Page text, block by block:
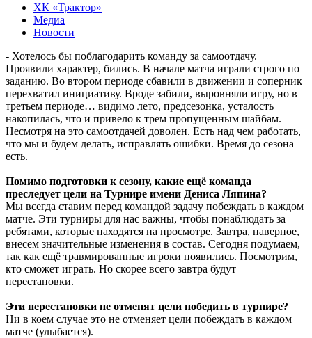
ХК «Трактор»
Медиа
Новости
- Хотелось бы поблагодарить команду за самоотдачу.
Проявили характер, бились. В начале матча играли строго по
заданию. Во втором периоде сбавили в движении и соперник
перехватил инициативу. Вроде забили, выровняли игру, но в
третьем периоде… видимо лето, предсезонка, усталость
накопилась, что и привело к трем пропущенным шайбам.
Несмотря на это самоотдачей доволен. Есть над чем работать,
что мы и будем делать, исправлять ошибки. Время до сезона
есть.
Помимо подготовки к сезону, какие ещё команда
преследует цели на Турнире имени Дениса Ляпина?
Мы всегда ставим перед командой задачу побеждать в каждом
матче. Эти турниры для нас важны, чтобы понаблюдать за
ребятами, которые находятся на просмотре. Завтра, наверное,
внесем значительные изменения в состав. Сегодня подумаем,
так как ещё травмированные игроки появились. Посмотрим,
кто сможет играть. Но скорее всего завтра будут
перестановки.
Эти перестановки не отменят цели победить в турнире?
Ни в коем случае это не отменяет цели побеждать в каждом
матче (улыбается).